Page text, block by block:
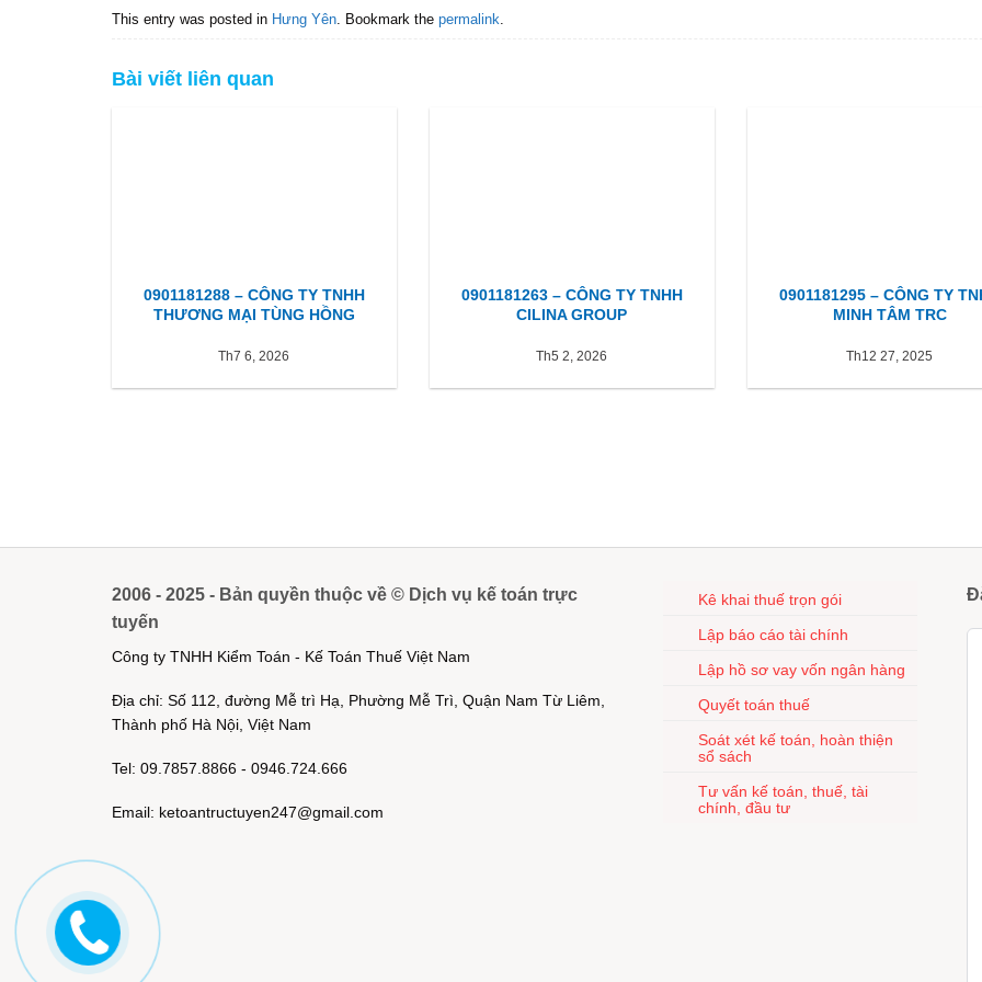
This entry was posted in Hưng Yên . Bookmark the permalink
Bài viết liên quan
0901181288 – CÔNG TY TNHH
THƯƠNG MẠI TÙNG HỒNG
Th7 6, 2026
0901181263 – CÔNG TY TNHH
CILINA GROUP
Th5 2, 2026
0901181295 – CÔNG TY
MINH TÂM TRC
Th12 27, 2025
2006 - 2025 - Bản quyền thuộc về © Dịch vụ kế toán trực
tuyến
Công ty TNHH Kiểm Toán - Kế Toán Thuế Việt Nam
Địa chỉ: Số 112, đường Mễ trì Hạ, Phường Mễ Trì, Quận Nam Từ Liêm,
Thành phố Hà Nội, Việt Nam
Tel: 09.7857.8866 - 0946.724.666
Email: ketoantructuyen247@gmail.com
Kê khai thuế trọn gói
Lập báo cáo tài chính
Lập hồ sơ vay vốn ngân hàng
Quyết toán thuế
Soát xét kế toán, hoàn thiện
sổ sách
Tư vấn kế toán, thuế, tài
chính, đầu tư